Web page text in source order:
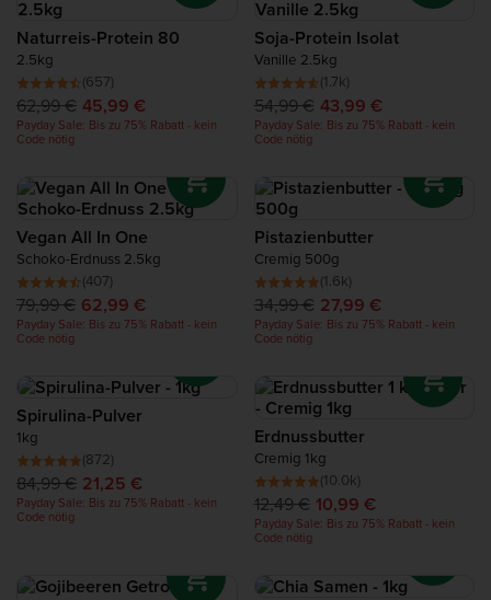
Protein für die Regeneration
Complete Food Shake
Proteinriegel
Protein Smoothie
Protein Snacks
Proteinreiche Nahrungsmittel
Naturreis-Protein 80
2.5kg
(657)
62,99 € 45,99 €
Payday Sale: Bis zu 75% Rabatt - kein
Code nötig
Soja-Protein Isolat
Vanille 2.5kg
(1.7k)
54,99 € 43,99 €
Payday Sale: Bis zu 75% Rabatt - kein
Code nötig
Vegan All In One
Schoko-Erdnuss 2.5kg
(407)
79,99 € 62,99 €
Payday Sale: Bis zu 75% Rabatt - kein
Code nötig
Pistazienbutter
Cremig 500g
(1.6k)
34,99 € 27,99 €
Payday Sale: Bis zu 75% Rabatt - kein
Code nötig
Spirulina-Pulver
1kg
(872)
84,99 € 21,25 €
Payday Sale: Bis zu 75% Rabatt - kein
Code nötig
Erdnussbutter
Cremig 1kg
(10.0k)
12,49 € 10,99 €
Payday Sale: Bis zu 75% Rabatt - kein
Code nötig